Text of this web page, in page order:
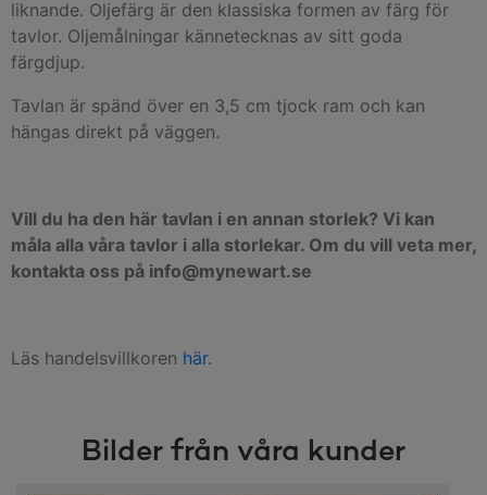
liknande. Oljefärg är den klassiska formen av färg för
tavlor. Oljemålningar kännetecknas av sitt goda
färgdjup.
Tavlan är spänd över en 3,5 cm tjock ram och kan
hängas direkt på väggen.
Vill du ha den här tavlan i en annan storlek? Vi kan
måla alla våra tavlor i alla storlekar. Om du vill veta mer,
kontakta oss på info@mynewart.se
Läs handelsvillkoren här.
Bilder från våra kunder